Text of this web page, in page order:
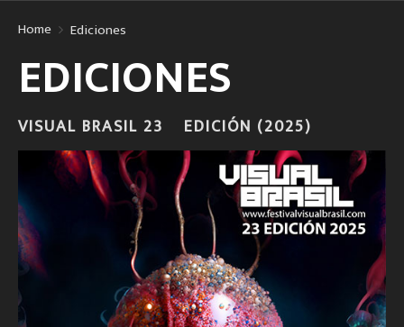
Home Ediciones
EDICIONES
VISUAL BRASIL 23º EDICIÓN (2025)